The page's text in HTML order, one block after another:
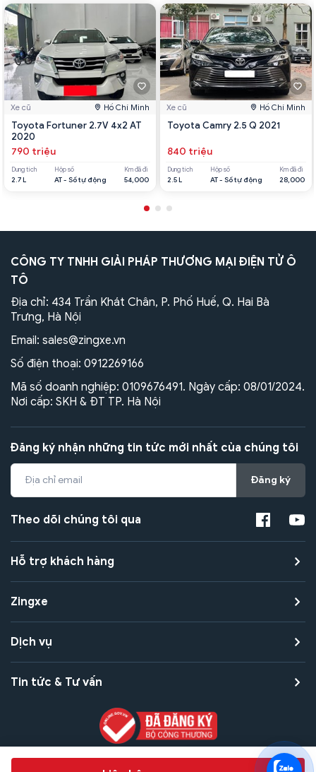
Xe cũ Hồ Chí Minh
Toyota Fortuner 2.7V 4x2 AT
2020
790 triệu
Dung tích
2.7 L
Hộp số
AT - Số tự động
Km đã đi
54,000
Xe cũ Hồ Chí Minh
Toyota Camry 2.5 Q 2021
840 triệu
Dung tích
2.5 L
Hộp số
AT - Số tự động
Km đã đi
28,000
CÔNG TY TNHH GIẢI PHÁP THƯƠNG MẠI ĐIỆN TỬ Ô
TÔ
Địa chỉ: 434 Trần Khát Chân, P. Phố Huế, Q. Hai Bà
Trưng, Hà Nội
Email: sales@zingxe.vn
Số điện thoại: 0912269166
Mã số doanh nghiệp: 0109676491. Ngày cấp: 08/01/2024.
Nơi cấp: SKH & ĐT TP. Hà Nội
Đăng ký nhận những tin tức mới nhất của chúng tôi
Đăng ký
Theo dõi chúng tôi qua
Hỗ trợ khách hàng
Zingxe
Dịch vụ
Tin tức & Tư vấn